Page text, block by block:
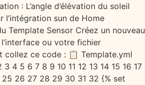
: L’angle d’élévation du soleil
l’intégration sun de Home
Template Sensor Créez un nouveau
ou votre fichier
collez ce code : 📋 Template.yml
4 5 6 7 8 9 10 11 12 13 14 15 16 17
26 27 28 29 30 31 32 {% set